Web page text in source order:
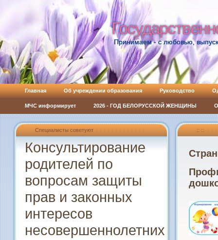
Принимаем - с любовью,
Главная Об учреждении образования Руководство
МЧС информирует 2026 - ГОД БЕЛОРУССКОЙ ЖЕНЩИНЫ
Специалисты советуют
Консультирование
родителей по
вопросам защиты
прав и законных
интересов
несовершеннолетних
:: ::